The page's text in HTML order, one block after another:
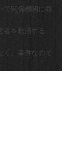
て関係機関に尋
者を救済する
く、事件なので